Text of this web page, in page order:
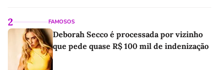
2 FAMOSOS
Deborah Secco é processada por vizinho
que pede quase R$ 100 mil de indenização